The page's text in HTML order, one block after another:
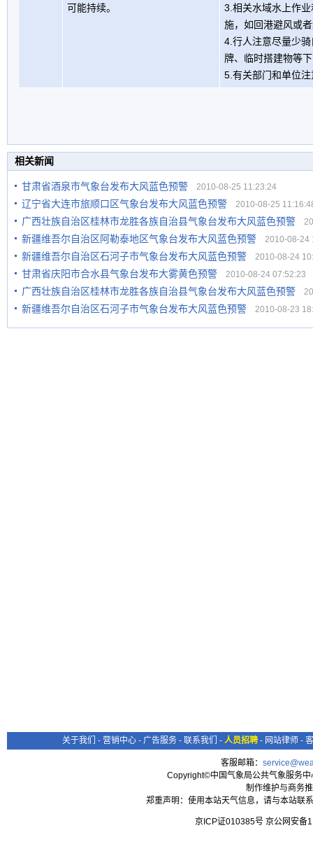
可能持续。
3.相关水域水上作
施，如回港避风或
4.行人注意尽量少
牌、临时搭建物等
5.有关部门和单位
相关新闻
甘肃省酒泉市气象台发布大风蓝色预警 2010-08-25 11:23:24
辽宁省大连市旅顺口区气象台发布大风蓝色预警 2010-08-25
广西壮族自治区桂林市龙胜各族自治县气象台发布大风蓝色预警
新疆维吾尔自治区阿勒泰地区气象台发布大风蓝色预警 2010-08-24
新疆维吾尔自治区石河子市气象台发布大风蓝色预警 2010-08-24
甘肃省庆阳市合水县气象台发布大雾黄色预警 2010-08-24 07:52:23
广西壮族自治区桂林市龙胜各族自治县气象台发布大风蓝色预警
新疆维吾尔自治区石河子市气象台发布大风蓝色预警 2010-08-23
关于我们 - 营销中心 - 广告服务 - 联系我们 - 人员招聘 - 网站律师 -
客服邮箱：
Copyright©中国气象局公共气象服务
制作维护与商务
郑重声明：使用本站天气信息，请与本站联
京ICP证010385号 京公网安备